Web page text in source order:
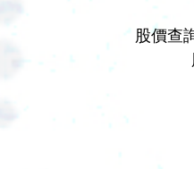
股價查